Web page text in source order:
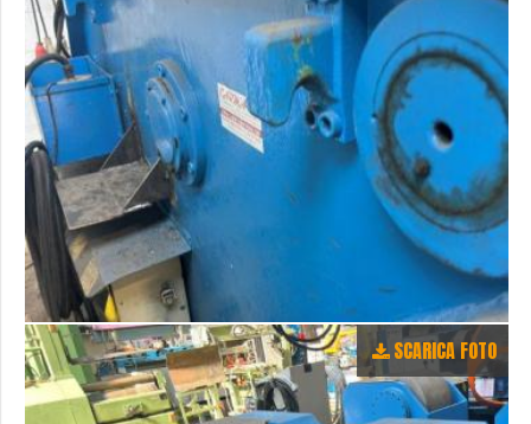
SCARICA FOTO